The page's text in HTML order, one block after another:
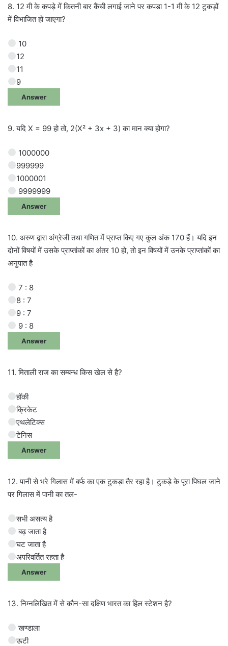
8. 12 मी के कपड़े में कितनी बार कैंची लगाई जाने पर कपडा 1-1 मी के 12 टुकड़ों
में विभाजित हो जाएगा?
10
12
11
9
Answer
9. यदि X = 99 हो तो, 2(X² + 3x + 3) का मान क्या होगा?
1000000
999999
1000001
9999999
Answer
10. अरुण द्वारा अंग्रेजी तथा गणित में प्राप्त किए गए कुल अंक 170 हैं। यदि इन
दोनों विषयों में उसके प्राप्तांकों का अंतर 10 हो, तो इन विषयों में उनके प्राप्तांकों का
अनुपात है
7 : 8
8 : 7
9 : 7
9 : 8
Answer
11. मिताली राज का सम्बन्ध किस खेल से है?
हॉकी
क्रिकेट
एथलेटिक्स
टेनिस
Answer
12. पानी से भरे गिलास में बर्फ का एक टुकड़ा तैर रहा है। टुकड़े के पूरा पिघल जाने
पर गिलास में पानी का तल-
सभी असत्य है
बढ़ जाता है
घट जाता है
अपरिवर्तित रहता है
Answer
13. निम्नलिखित में से कौन-सा दक्षिण भारत का हिल स्टेशन है?
खण्डाला
ऊटी